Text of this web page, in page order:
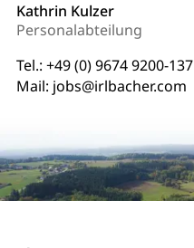
Kathrin Kulzer
Personalabteilung
Tel.: +49 (0) 9674 9200-137
Mail: jobs@irlbacher.com